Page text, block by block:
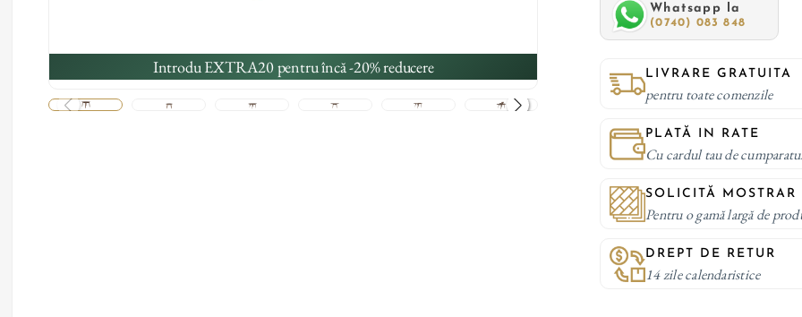
Introdu EXTRA20 pentru încă -20% reducere
Whatsapp la
(0740) 083 848
LIVRARE GRATUITA
pentru toate comenzile
PLATĂ IN RATE
Cu cardul tau de
SOLICITĂ MOSTRAR
Pentru o gamă largă de
DREPT DE RETUR
14 zile calendaristice